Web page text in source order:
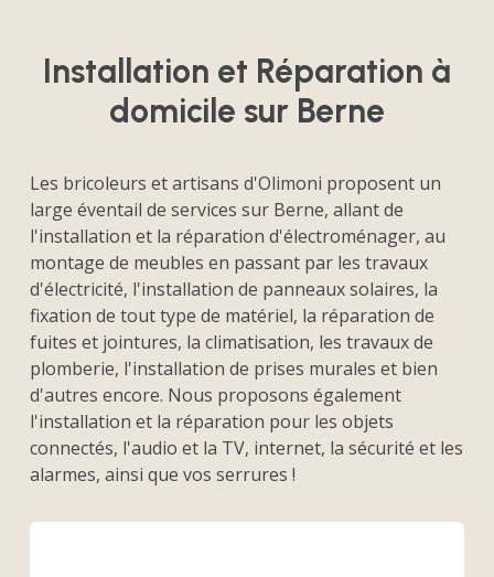
Installation et Réparation à
domicile sur Berne
Les bricoleurs et artisans d'Olimoni proposent un
large éventail de services sur Berne, allant de
l'installation et la réparation d'électroménager, au
montage de meubles en passant par les travaux
d'électricité, l'installation de panneaux solaires, la
fixation de tout type de matériel, la réparation de
fuites et jointures, la climatisation, les travaux de
plomberie, l'installation de prises murales et bien
d'autres encore. Nous proposons également
l'installation et la réparation pour les objets
connectés, l'audio et la TV, internet, la sécurité et les
alarmes, ainsi que vos serrures !